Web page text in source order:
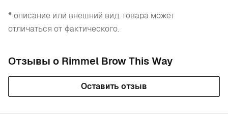
* описание или внешний вид товара может
отличаться от фактического.
Отзывы о Rimmel Brow This Way
Оставить отзыв